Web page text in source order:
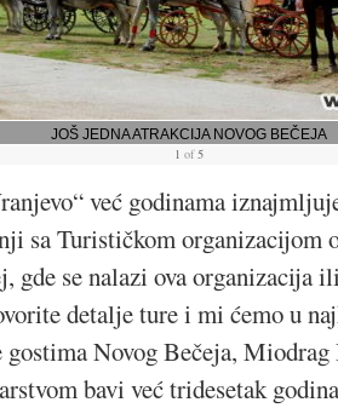
JOŠ JEDNA ATRAKCIJA NOVOG BEČEJA
1 of5
već godinama
sa Turističkom organizacijom
gde se nalazi ova organizacija
detalje ture i mi ćemo u
Novog Bečeja,
bavi već tridesetak